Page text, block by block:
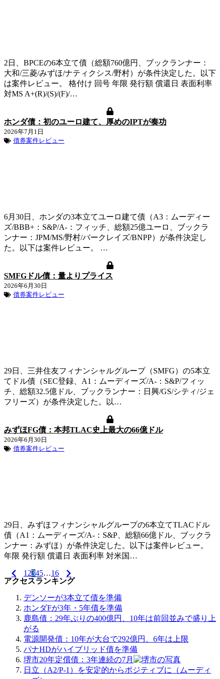
2日、BPCEの6本立て債（総額760億円、ブックランナー：
大和/三菱/みずほ/ナティクシス/野村）が条件決定した。以下
は案件レビュー。 格付け 回号 年限 発行額 償還日 表面利率
対MS A+(R)/(S)/(F)/…
ホンダ債：初のユーロ建て、厚めのIPTが奏功
2026年7月1日
債券案件レビュー
6月30日、ホンダの3本立てユーロ建て債（A3：ムーディー
ズ/BBB+：S&P/A-：フィッチ、総額25億ユーロ、ブックラ
ンナー：JPM/MS/野村/バークレイズ/BNPP）が条件決定し
た。以下は案件レビュー。 …
SMFGドル債：量よりプライス
2026年6月30日
債券案件レビュー
29日、三井住友フィナンシャルグループ（SMFG）の5本立
てドル債（SEC登録、A1：ムーディーズ/A-：S&P/フィッ
チ、総額32.5億ドル、ブックランナー：日興/GS/シティ/ジェ
フリーズ）が条件決定した。以…
みずほFG債：本邦TLAC史上最大の66億ドル
2026年6月30日
債券案件レビュー
29日、みずほフィナンシャルグループの6本立てTLACドル
債（A1：ムーディーズ/A-：S&P、総額66億ドル、ブックラ
ンナー：みずほ）が条件決定した。以下は案件レビュー。
年限 発行額 償還日 表面利率 対米国…
投
1 2345…16
アクセスランキング
デンソーが3本立て債を準備
ホンダFが3年・5年債を準備
鹿島債：29年ぶりの400億円、10年は前回並みで盛り上
がる
電源開発債：10年が大台で292億円、6年は上限
パナHDがハイブリッド債を準備
堺市20年定償債：3年連続の7月
日立（A2/P-1）を安定的からポジティブに（ムーディ